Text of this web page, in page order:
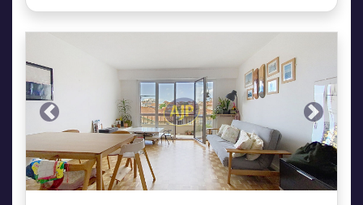
Previous Next